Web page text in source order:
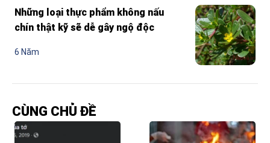
Những loại thực phẩm không nấu
chín thật kỹ sẽ dễ gây ngộ độc
6 Năm
CÙNG CHỦ ĐỀ